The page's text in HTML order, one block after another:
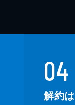
04
解約は